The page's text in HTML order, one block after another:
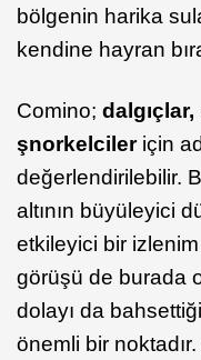
bölgenin harika
kendine hayran
Comino;
şnorkelcileriçin
değerlendirilebilir.
altının büyüleyici
etkileyici bir izlenim
görüşü de burada
dolayı da
önemli bir